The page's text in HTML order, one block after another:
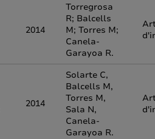
2014
Torregrosa
R; Balcells
M; Torres M;
Canela-
Garayoa R.
2014
Solarte C,
Balcells M,
Torres M,
Sala N,
Canela-
Garayoa R.